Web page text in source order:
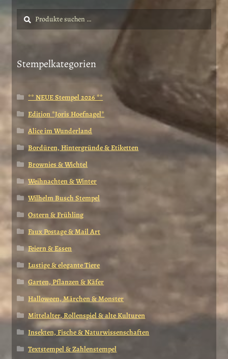
Suche
nach:
Suchen
Stempelkategorien
** NEUE Stempel 2026 **
Edition *Joris Hoefnagel*
Alice im Wunderland
Bordüren, Hintergründe & Etiketten
Brownies & Wichtel
Weihnachten & Winter
Wilhelm Busch Stempel
Ostern & Frühling
Faux Postage & Mail Art
Feiern & Essen
Lustige & elegante Tiere
Garten, Pflanzen & Käfer
Halloween, Märchen & Monster
Mittelalter, Rollenspiel & alte Kulturen
Insekten, Fische & Naturwissenschaften
Textstempel & Zahlenstempel